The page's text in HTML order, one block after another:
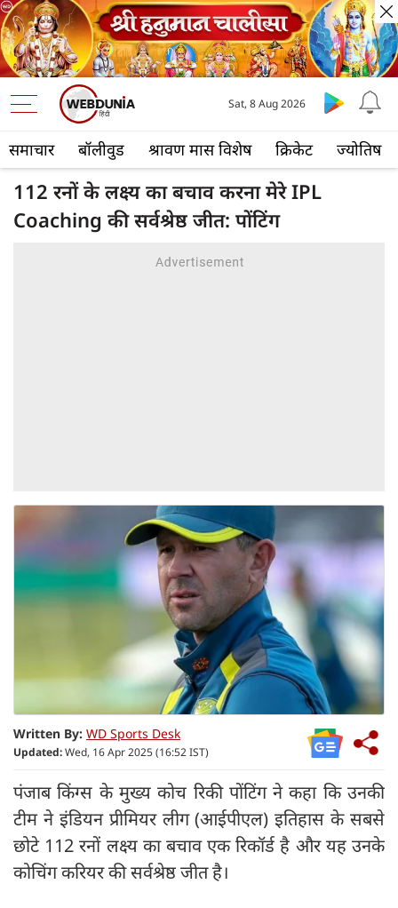
समाचार बॉलीवुड श्रावण मास विशेष क्रिकेट ज्योतिष
Sat, 8 Aug 2026
112 रनों के लक्ष्य का बचाव करना मेरे IPL
Coaching की सर्वश्रेष्ठ जीत: पोंटिंग
Written By: WD Sports Desk
Updated:Wed, 16 Apr 2025 (16:52 IST)
पंजाब किंग्स के मुख्य कोच रिकी पोंटिंग ने कहा कि उनकी
टीम ने इंडियन प्रीमियर लीग (आईपीएल) इतिहास के सबसे
छोटे 112 रनों लक्ष्य का बचाव एक रिकॉर्ड है और यह उनके
कोचिंग करियर की सर्वश्रेष्ठ जीत है।